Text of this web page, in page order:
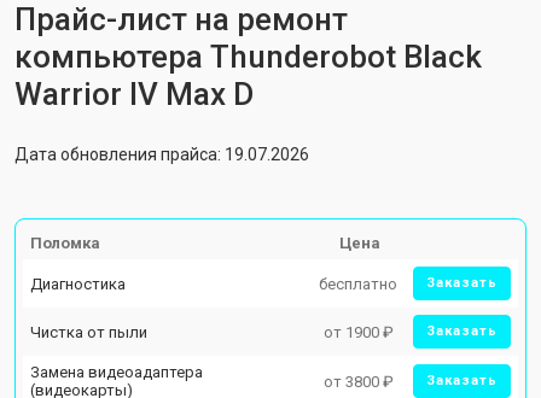
Прайс-лист на ремонт
компьютера Thunderobot Black
Warrior IV Max D
Дата обновления прайса: 19.07.2026
Поломка Цена
Диагностика бесплатно Заказать
Чистка от пыли от 1900 ₽ Заказать
Замена видеоадаптера
(видеокарты)
от 3800 ₽ Заказать